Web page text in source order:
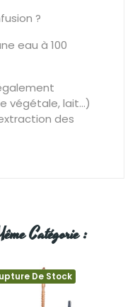
?
eau à 100
végétale, lait…)
des
Catégorie :
De Stock